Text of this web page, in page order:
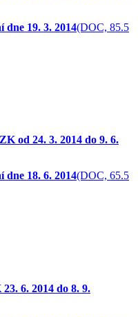
19. 3. 2014(DOC, 85.5
od 24. 3. 2014 do 9. 6.
18. 6. 2014(DOC, 65.5
6. 2014 do 8. 9.